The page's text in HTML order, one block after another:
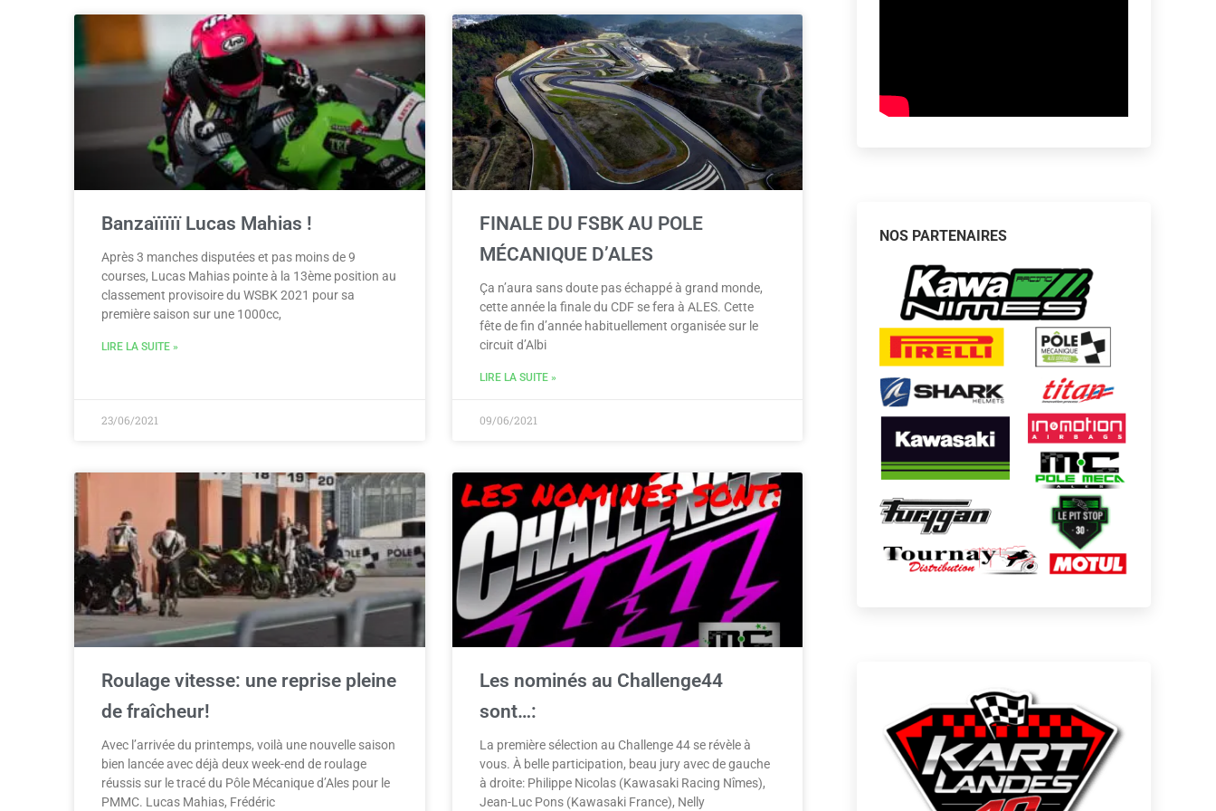
Banzaïïïïï Lucas Mahias !
Après 3 manches disputées et pas moins de 9
courses, Lucas Mahias pointe à la 13ème position au
classement provisoire du WSBK 2021 pour sa
première saison sur une 1000cc,
LIRE LA SUITE »
23/06/2021
FINALE DU FSBK AU POLE
MÉCANIQUE D’ALES
Ça n’aura sans doute pas échappé à grand monde,
cette année la finale du CDF se fera à ALES. Cette
fête de fin d’année habituellement organisée sur le
circuit d’Albi
LIRE LA SUITE »
09/06/2021
Roulage vitesse: une reprise pleine
de fraîcheur!
Avec l’arrivée du printemps, voilà une nouvelle saison
bien lancée avec déjà deux week-end de roulage
réussis sur le tracé du Pôle Mécanique d’Ales pour le
PMMC. Lucas Mahias, Frédéric
Les nominés au Challenge44
sont…:
La première sélection au Challenge 44 se révèle à
vous. À belle participation, beau jury avec de gauche
à droite: Philippe Nicolas (Kawasaki Racing Nîmes),
Jean-Luc Pons (Kawasaki France), Nelly
NOS PARTENAIRES